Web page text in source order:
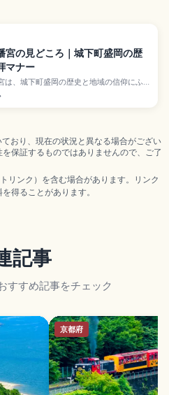
宮の見どころ｜城下町盛岡の歴
マナー
は、城下町盛岡の歴史と地域の信仰にふ
社です。朱塗りの社殿や境内社を巡りな
てでも落ち着いて参拝できる見どころと
おり、現在の状況と異なる場合がござい
保証するものではありませんので、ご了
リンク）を含む場合があります。リンク
得ることがあります。
記事
すすめ記事をチェック
京都府